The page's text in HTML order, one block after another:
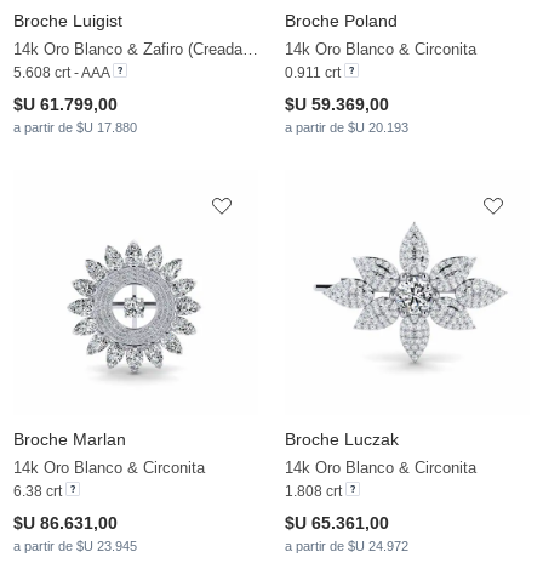
Broche Luigist
14k Oro Blanco & Zafiro (Creada en Laboratorio) & Circonita
5.608 crt - AAA
$U 61.799,00
a partir de $U 17.880
Broche Poland
14k Oro Blanco & Circonita
0.911 crt
$U 59.369,00
a partir de $U 20.193
Broche Marlan
14k Oro Blanco & Circonita
6.38 crt
$U 86.631,00
a partir de $U 23.945
Broche Luczak
14k Oro Blanco & Circonita
1.808 crt
$U 65.361,00
a partir de $U 24.972